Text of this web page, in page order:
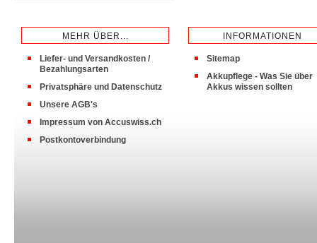
MEHR ÜBER...
Liefer- und Versandkosten /
Bezahlungsarten
Privatsphäre und Datenschutz
Unsere AGB's
Impressum von Accuswiss.ch
Postkontoverbindung
INFORMATIONEN
Sitemap
Akkupflege - Was Sie über
Akkus wissen sollten